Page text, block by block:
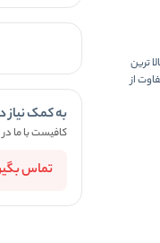
ترین
از
به کمک نیاز
کافیست با ما در
تماس